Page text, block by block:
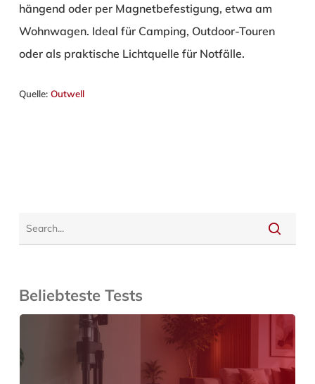
hängend oder per Magnetbefestigung, etwa am
Wohnwagen. Ideal für Camping, Outdoor-Touren
oder als praktische Lichtquelle für Notfälle.
Quelle: Outwell
Beliebteste Tests